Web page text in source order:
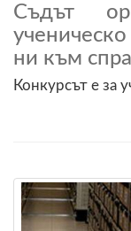
Съдът
ни към
Конкурсът е за